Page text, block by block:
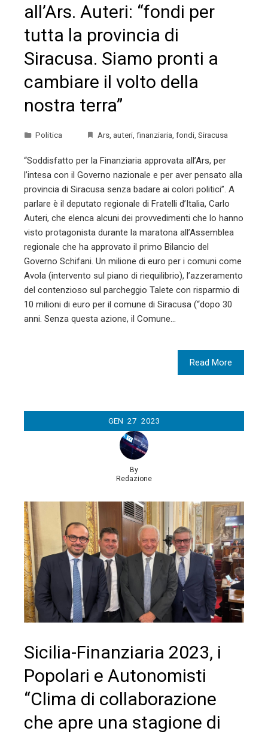
all’Ars. Auteri: “fondi per
tutta la provincia di
Siracusa. Siamo pronti a
cambiare il volto della
nostra terra”
Politica Ars auteri finanziaria fondi Siracusa
“Soddisfatto per la Finanziaria approvata all’Ars, per
l’intesa con il Governo nazionale e per aver pensato alla
provincia di Siracusa senza badare ai colori politici”. A
parlare è il deputato regionale di Fratelli d’Italia, Carlo
Auteri, che elenca alcuni dei provvedimenti che lo hanno
visto protagonista durante la maratona all’Assemblea
regionale che ha approvato il primo Bilancio del
Governo Schifani. Un milione di euro per i comuni come
Avola (intervento sul piano di riequilibrio), l’azzeramento
del contenzioso sul parcheggio Talete con risparmio di
10 milioni di euro per il comune di Siracusa (“dopo 30
anni. Senza questa azione, il Comune…
Read More
GEN 27 2023
By
Redazione
Sicilia-Finanziaria 2023, i
Popolari e Autonomisti
“Clima di collaborazione
che apre una stagione di